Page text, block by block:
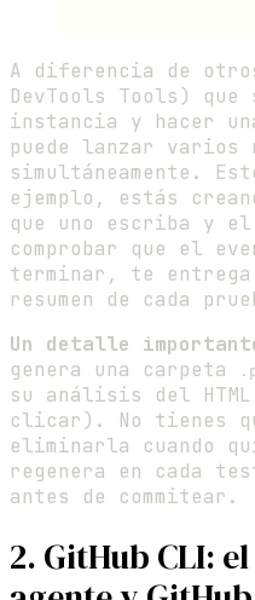
A diferencia de otros
DevTools Tools)
instancia y hacer
puede lanzar varios
simultáneamente.
ejemplo, estás
que uno escriba y
comprobar que el
terminar, te
resumen de cada
Un detalle
genera una carpeta
su análisis del
clicar). No tienes
eliminarla cuando
regenera en cada
antes de commitear.
2. GitHub CLI: